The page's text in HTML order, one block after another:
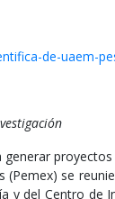
de-uaem-
se
y del Centro de